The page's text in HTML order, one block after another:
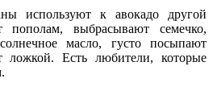
используют к авокадо другой
пополам, выбрасывают семечко,
масло, густо посыпают
Есть любители, которые